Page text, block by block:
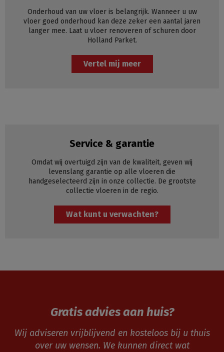
Onderhoud van uw vloer is belangrijk. Wanneer u uw
vloer goed onderhoud kan deze zeker een aantal jaren
langer mee. Laat u vloer renoveren of schuren door
Holland Parket.
Vertel mij meer
Service & garantie
Omdat wij overtuigd zijn van de kwaliteit, geven wij
levenslang garantie op alle vloeren die
handgeselecteerd zijn in onze collectie. De grootste
collectie vloeren in de regio.
Wat kunt u verwachten?
Gratis advies aan huis?
Wij adviseren vrijblijvend en kosteloos bij u thuis
over uw wensen. We kunnen direct wat